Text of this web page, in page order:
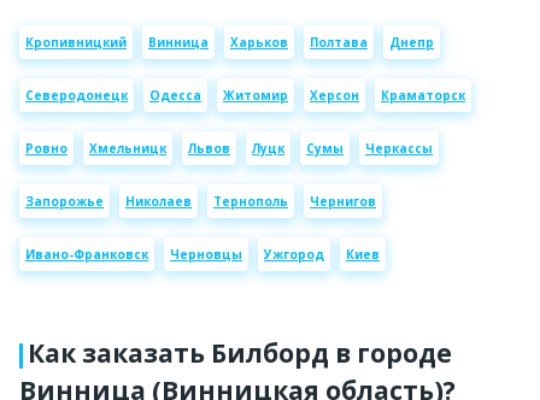
Кропивницкий Винница Харьков Полтава Днепр
Северодонецк Одесса Житомир Херсон Краматорск
Ровно Хмельницк Львов Луцк Сумы Черкассы
Запорожье Николаев Тернополь Чернигов
Ивано-Франковск Черновцы Ужгород Киев
Как заказать Билборд в городе
Винница (Винницкая область)?